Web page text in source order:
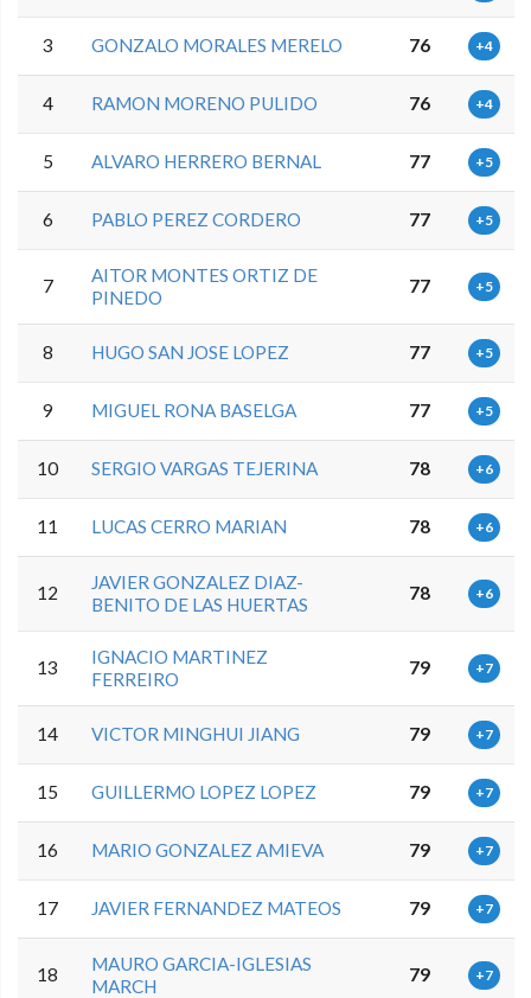
3 GONZALO MORALES MERELO 76 +4
4 RAMON MORENO PULIDO 76 +4
5 ALVARO HERRERO BERNAL 77 +5
6 PABLO PEREZ CORDERO 77 +5
7
AITOR MONTES ORTIZ DE
PINEDO
77 +5
8 HUGO SAN JOSE LOPEZ 77 +5
9 MIGUEL RONA BASELGA 77 +5
10 SERGIO VARGAS TEJERINA 78 +6
11 LUCAS CERRO MARIAN 78 +6
12
JAVIER GONZALEZ DIAZ-
BENITO DE LAS HUERTAS
78 +6
13
IGNACIO MARTINEZ
FERREIRO
79 +7
14 VICTOR MINGHUI JIANG 79 +7
15 GUILLERMO LOPEZ LOPEZ 79 +7
16 MARIO GONZALEZ AMIEVA 79 +7
17 JAVIER FERNANDEZ MATEOS 79 +7
18
MAURO GARCIA-IGLESIAS
MARCH
79 +7